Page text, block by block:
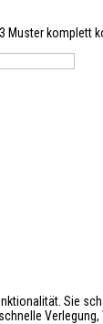
3 Muster komplett
Sie